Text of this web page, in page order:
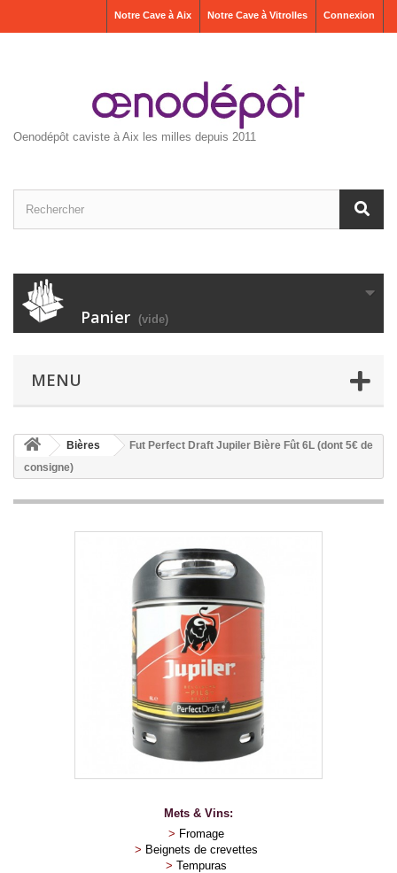
Connexion
Notre Cave à Vitrolles
Notre Cave à Aix
Oenodépôt caviste à Aix les milles depuis 2011
Panier (vide)
MENU
Bières
Fut Perfect Draft Jupiler Bière Fût 6L (dont 5€ de
consigne)
Mets & Vins:
> Fromage
> Beignets de crevettes
> Tempuras